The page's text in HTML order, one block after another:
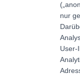
nur
User-